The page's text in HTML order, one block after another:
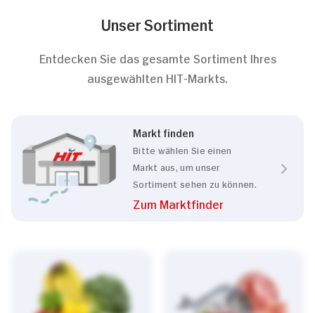
Unser Sortiment
Entdecken Sie das gesamte Sortiment Ihres
ausgewählten HIT-Markts.
Markt finden
Bitte wählen Sie einen
Markt aus, um unser
Sortiment sehen zu können.
Zum Marktfinder